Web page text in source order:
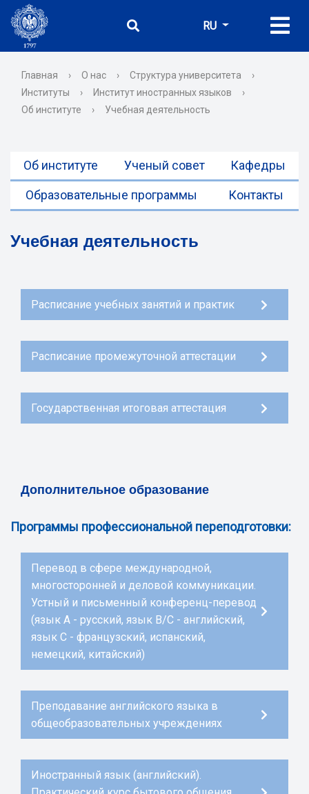
RU
Главная › О нас › Структура университета
›
Институты
› Институт иностранных языков
›
Об институте
› Учебная деятельность
Об институте Ученый совет Кафедры
Образовательные программы Контакты
Учебная деятельность
Расписание учебных занятий и практик
Расписание промежуточной аттестации
Государственная итоговая аттестация
Дополнительное образование
Программы профессиональной переподготовки:
Перевод в сфере международной,
многосторонней и деловой коммуникации.
Устный и письменный конференц-перевод
(язык А - русский, язык В/С - английский,
язык С - французский, испанский,
немецкий, китайский)
Преподавание английского языка в
общеобразовательных учреждениях
Иностранный язык (английский).